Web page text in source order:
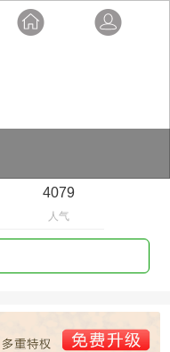
4079
人气